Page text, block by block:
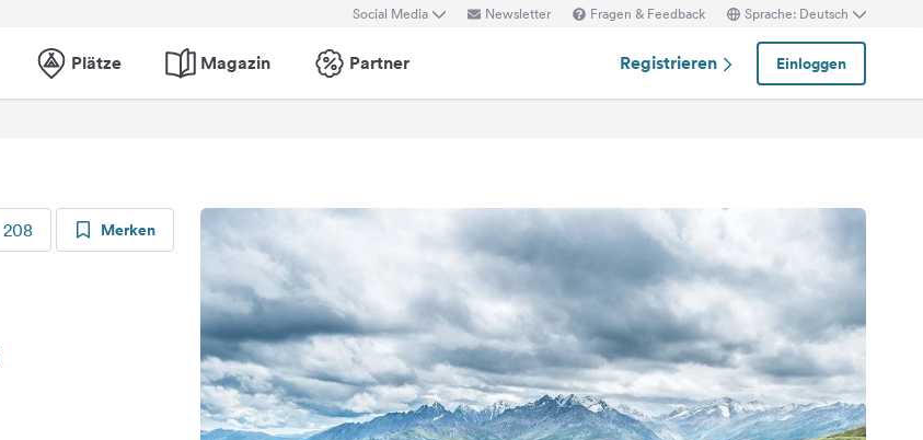
Social Media Newsletter Fragen & Feedback Sprache: Deutsch
Plätze Magazin Partner Registrieren Einloggen
208 Merken